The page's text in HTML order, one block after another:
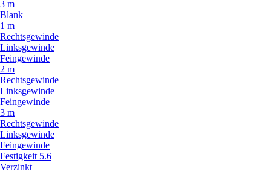
3 m
Blank
1 m
Rechtsgewinde
Linksgewinde
Feingewinde
2 m
Rechtsgewinde
Linksgewinde
Feingewinde
3 m
Rechtsgewinde
Linksgewinde
Feingewinde
Festigkeit 5.6
Verzinkt